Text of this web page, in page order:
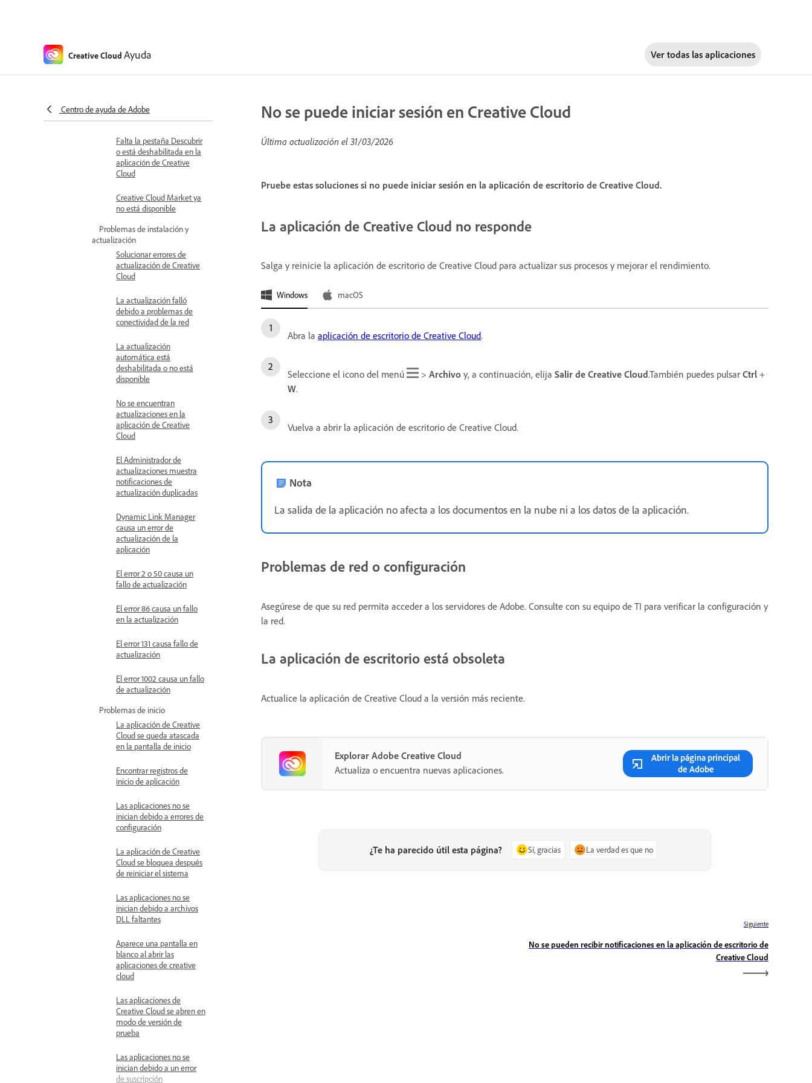
Creative Cloud Ayuda Ver todas las aplicaciones
Centro de ayuda de Adobe
La aplicación de Creative
Nuevas versiones ausentes
del panel
Falta la pestaña Descubrir
o está deshabilitada en la
aplicación de Creative
Cloud
Creative Cloud Market ya
no está disponible
Problemas de instalación y
actualización
Solucionar errores de
actualización de Creative
Cloud
La actualización falló
debido a problemas de
conectividad de la red
La actualización
automática está
deshabilitada o no está
disponible
No se encuentran
actualizaciones en la
aplicación de Creative
Cloud
El Administrador de
actualizaciones muestra
notificaciones de
actualización duplicadas
Dynamic Link Manager
causa un error de
actualización de la
aplicación
El error 2 o 50 causa un
fallo de actualización
El error 86 causa un fallo
en la actualización
El error 131 causa fallo de
actualización
El error 1002 causa un fallo
de actualización
Problemas de inicio
La aplicación de Creative
Cloud se queda atascada
en la pantalla de inicio
Encontrar registros de
inicio de aplicación
Las aplicaciones no se
inician debido a errores de
configuración
La aplicación de Creative
Cloud se bloquea después
de reiniciar el sistema
Las aplicaciones no se
inician debido a archivos
DLL faltantes
Aparece una pantalla en
blanco al abrir las
aplicaciones de creative
cloud
Las aplicaciones de
Creative Cloud se abren en
modo de versión de
prueba
Las aplicaciones no se
inician debido a un error
de suscripción
No se puede iniciar sesión en Creative Cloud
Última actualización el 31/03/2026
Pruebe estas soluciones si no puede iniciar sesión en la aplicación de escritorio de Creative Cloud.
La aplicación de Creative Cloud no responde
Salga y reinicie la aplicación de escritorio de Creative Cloud para actualizar sus procesos y mejorar el rendimiento.
Windows macOS
Abra la aplicación de escritorio de Creative Cloud.
Seleccione el icono del menú > Archivo y, a continuación, elija Salir de Creative Cloud.También puedes pulsar Ctrl +
W.
Vuelva a abrir la aplicación de escritorio de Creative Cloud.
Nota
La salida de la aplicación no afecta a los documentos en la nube ni a los datos de la aplicación.
Problemas de red o configuración
Asegúrese de que su red permita acceder a los servidores de Adobe. Consulte con su equipo de TI para verificar la configuración y
la red.
La aplicación de escritorio está obsoleta
Actualice la aplicación de Creative Cloud a la versión más reciente.
Explorar Adobe Creative Cloud
Actualiza o encuentra nuevas aplicaciones.
Abrir la página principal
de Adobe
¿Te ha parecido útil esta página? Sí, gracias La verdad es que no
Siguiente
No se pueden recibir notificaciones en la aplicación de escritorio de
Creative Cloud